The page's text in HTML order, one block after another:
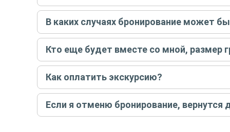
Достаточно перейти по ссылке «Задать вопрос» и
бронируйте экскурсию.Задать вопрос.
В каких случаях бронирование может
Только в случае неблагоприятных погодных
вас об отмене, а мы вернем предоплату на карту. Во
Кто еще будет вместе со мной, размер
Если экскурсия индивидуальная, гид проведет
условий конкретной экскурсии.
Как оплатить экскурсию?
Создайте заказ на удобную дату и время, и
контакты организатора и точное место встречи.
Если я отменю бронирование, вернутся